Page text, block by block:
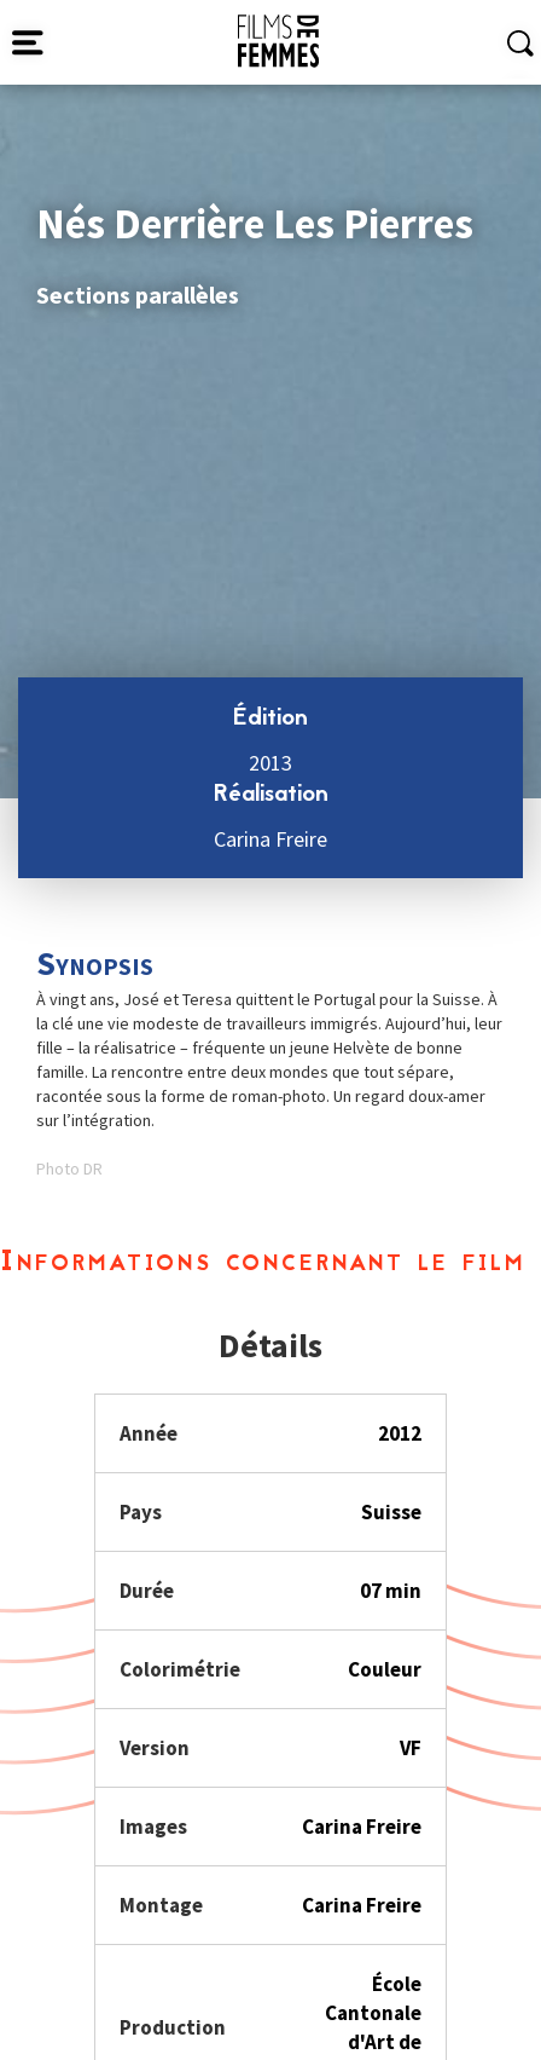
Nés Derrière Les Pierres
Sections parallèles
Édition
2013
Réalisation
Carina Freire
Synopsis
À vingt ans, José et Teresa quittent le Portugal pour la Suisse. À
la clé une vie modeste de travailleurs immigrés. Aujourd’hui, leur
fille – la réalisatrice – fréquente un jeune Helvète de bonne
famille. La rencontre entre deux mondes que tout sépare,
racontée sous la forme de roman-photo. Un regard doux-amer
sur l’intégration.
Photo DR
Informations concernant le film
Détails
Année 2012
Pays Suisse
Durée 07 min
Colorimétrie Couleur
Version VF
Images Carina Freire
Montage Carina Freire
Production
École
Cantonale
d'Art de